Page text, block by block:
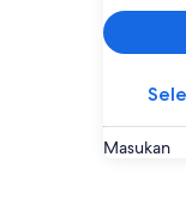
Masukan